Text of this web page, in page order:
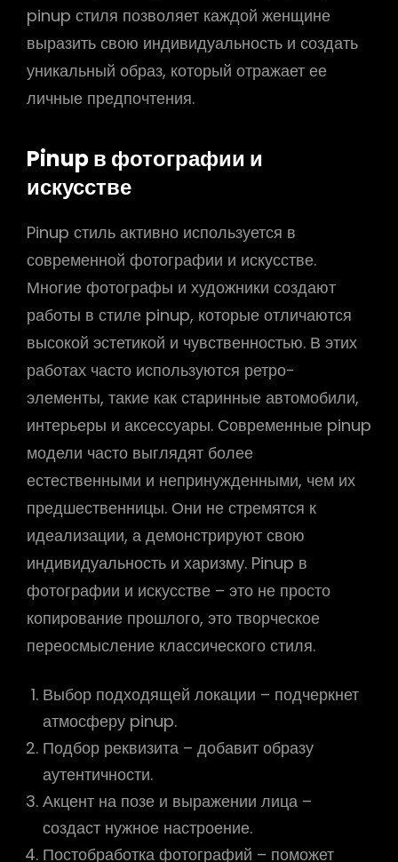
pinup стиля позволяет каждой женщине
выразить свою индивидуальность и создать
уникальный образ, который отражает ее
личные предпочтения.
Pinup в фотографии и
искусстве
Pinup стиль активно используется в
современной фотографии и искусстве.
Многие фотографы и художники создают
работы в стиле pinup, которые отличаются
высокой эстетикой и чувственностью. В этих
работах часто используются ретро-
элементы, такие как старинные автомобили,
интерьеры и аксессуары. Современные pinup
модели часто выглядят более
естественными и непринужденными, чем их
предшественницы. Они не стремятся к
идеализации, а демонстрируют свою
индивидуальность и харизму. Pinup в
фотографии и искусстве – это не просто
копирование прошлого, это творческое
переосмысление классического стиля.
Выбор подходящей локации – подчеркнет
атмосферу pinup.
Подбор реквизита – добавит образу
аутентичности.
Акцент на позе и выражении лица –
создаст нужное настроение.
Постобработка фотографий – поможет